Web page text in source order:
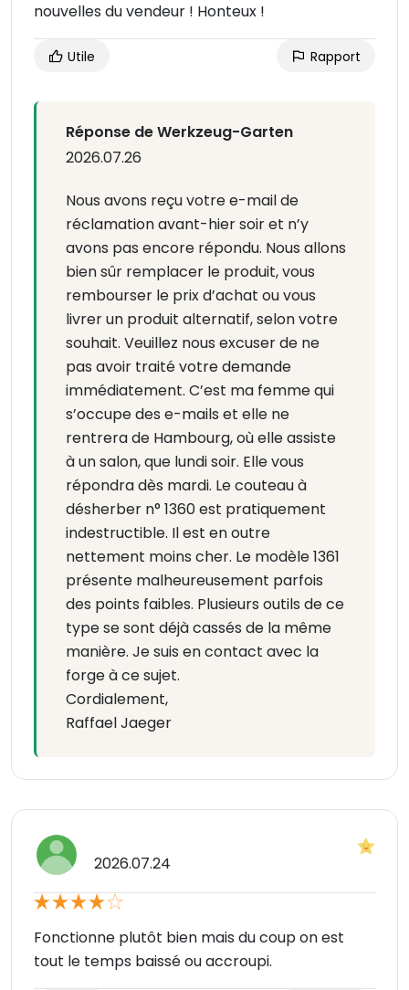
nouvelles du vendeur ! Honteux !
Utile Rapport
Réponse de Werkzeug-Garten
2026.07.26
Nous avons reçu votre e-mail de
réclamation avant-hier soir et n’y
avons pas encore répondu. Nous allons
bien sûr remplacer le produit, vous
rembourser le prix d’achat ou vous
livrer un produit alternatif, selon votre
souhait. Veuillez nous excuser de ne
pas avoir traité votre demande
immédiatement. C’est ma femme qui
s’occupe des e-mails et elle ne
rentrera de Hambourg, où elle assiste
à un salon, que lundi soir. Elle vous
répondra dès mardi. Le couteau à
désherber n° 1360 est pratiquement
indestructible. Il est en outre
nettement moins cher. Le modèle 1361
présente malheureusement parfois
des points faibles. Plusieurs outils de ce
type se sont déjà cassés de la même
manière. Je suis en contact avec la
forge à ce sujet.
Cordialement,
Raffael Jaeger
2026.07.24
Fonctionne plutôt bien mais du coup on est
tout le temps baissé ou accroupi.